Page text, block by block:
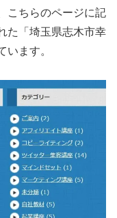
こちらのページに記
た「埼玉県志木市幸
います。